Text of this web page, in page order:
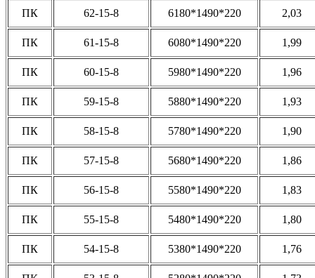
ПК 62-15-8 6180*1490*220 2,03
ПК 61-15-8 6080*1490*220 1,99
ПК 60-15-8 5980*1490*220 1,96
ПК 59-15-8 5880*1490*220 1,93
ПК 58-15-8 5780*1490*220 1,90
ПК 57-15-8 5680*1490*220 1,86
ПК 56-15-8 5580*1490*220 1,83
ПК 55-15-8 5480*1490*220 1,80
ПК 54-15-8 5380*1490*220 1,76